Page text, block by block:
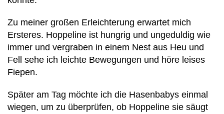
Zu meiner großen Erleichterung erwartet mich
Ersteres. Hoppeline ist hungrig und ungeduldig wie
immer und vergraben in einem Nest aus Heu und
Fell sehe ich leichte Bewegungen und höre leises
Fiepen.
Später am Tag möchte ich die Hasenbabys einmal
wiegen, um zu überprüfen, ob Hoppeline sie säugt